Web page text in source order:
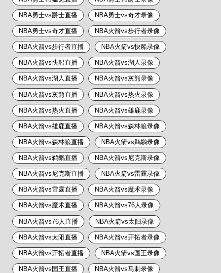
NBA勇士vs爵士直播 NBA勇士vs奇才录像
NBA勇士vs奇才直播 NBA火箭vs步行者录像
NBA火箭vs步行者直播 NBA火箭vs快船录像
NBA火箭vs快船直播 NBA火箭vs湖人录像
NBA火箭vs湖人直播 NBA火箭vs灰熊录像
NBA火箭vs灰熊直播 NBA火箭vs热火录像
NBA火箭vs热火直播 NBA火箭vs雄鹿录像
NBA火箭vs雄鹿直播 NBA火箭vs森林狼录像
NBA火箭vs森林狼直播 NBA火箭vs鹈鹕录像
NBA火箭vs鹈鹕直播 NBA火箭vs尼克斯录像
NBA火箭vs尼克斯直播 NBA火箭vs雷霆录像
NBA火箭vs雷霆直播 NBA火箭vs魔术录像
NBA火箭vs魔术直播 NBA火箭vs76人录像
NBA火箭vs76人直播 NBA火箭vs太阳录像
NBA火箭vs太阳直播 NBA火箭vs开拓者录像
NBA火箭vs开拓者直播 NBA火箭vs国王录像
NBA火箭vs国王直播 NBA火箭vs马刺录像